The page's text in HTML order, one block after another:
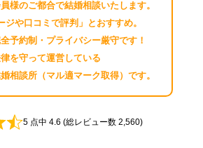
様のご都合で結婚相談いたします。
ジや口コミで評判」とおすすめ。
予約制・プライバシー厳守です！
を守って運営している
相談所（マル適マーク取得）です。
5 点中 4.6 (総レビュー数 2,560)